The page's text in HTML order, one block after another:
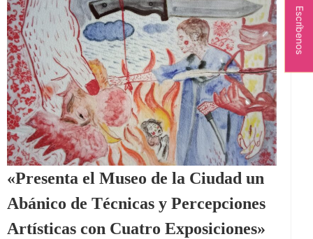
«Presenta el Museo de la Ciudad un
Abánico de Técnicas y Percepciones
Artísticas con Cuatro Exposiciones»
Escríbenos